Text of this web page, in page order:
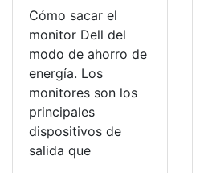
Cómo sacar el
monitor Dell del
modo de ahorro de
energía. Los
monitores son los
principales
dispositivos de
salida que